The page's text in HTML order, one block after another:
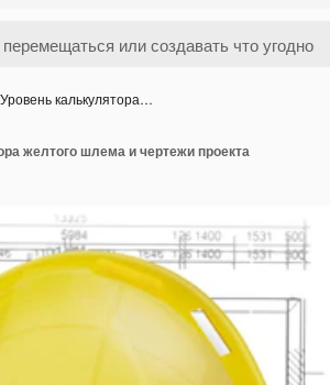
Уровень калькулятора…
желтого шлема и чертежи проекта